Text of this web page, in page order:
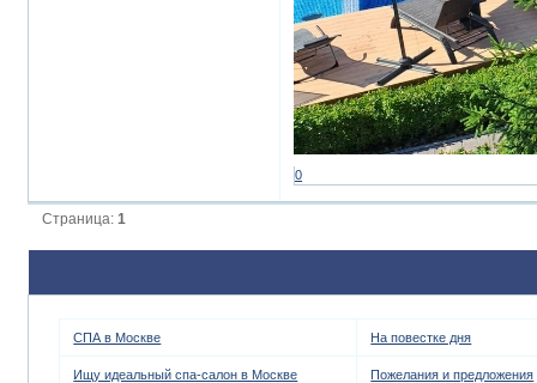
0
Страница:1
СПА в Москве На повестке дня
Ищу идеальный спа-салон в Москве Пожелания и предложения